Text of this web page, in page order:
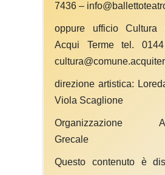
7436 –
oppure ufficio Cultura
Acqui Terme tel.
direzione artistica:
Viola Scaglione
Organizzazione
Grecale
Questo contenuto è